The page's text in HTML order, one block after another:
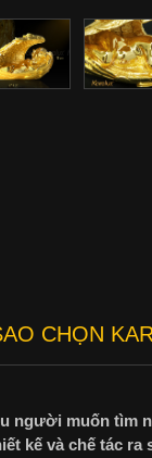
CHỌN
người muốn tìm
kế và chế tác